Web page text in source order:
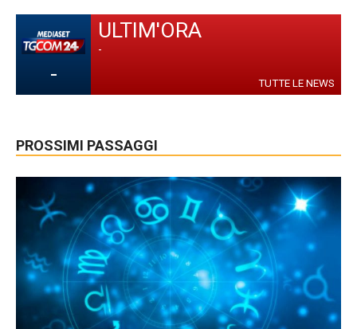
-
ULTIM'ORA
-
TUTTE LE NEWS
PROSSIMI PASSAGGI